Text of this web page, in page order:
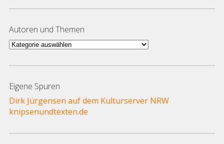
Autoren und Themen
Autoren
Themen
Eigene Spuren
Dirk Jürgensen auf dem Kulturserver NRW
knipsenundtexten.de